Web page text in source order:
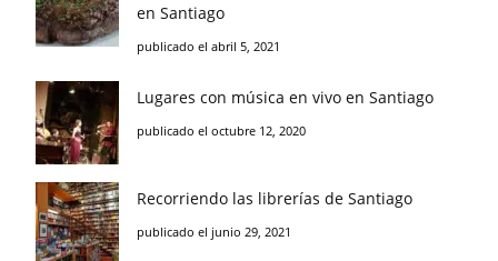
en Santiago
publicado el abril 5, 2021
Lugares con música en vivo en Santiago
publicado el octubre 12, 2020
Recorriendo las librerías de Santiago
publicado el junio 29, 2021